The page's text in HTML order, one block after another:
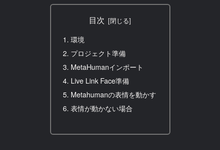
目次
環境
プロジェクト準備
MetaHumanインポート
Live Link Face準備
Metahumanの表情を動かす
表情が動かない場合